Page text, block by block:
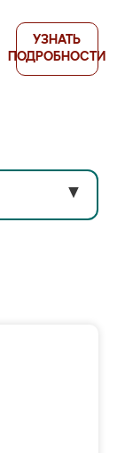
УЗНАТЬ
ПОДРОБНОСТИ
▼